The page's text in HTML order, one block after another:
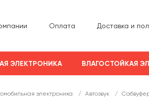
Оплата Доставка и
ЭЛЕКТРОНИКА ВЛАГОСТОЙКАЯ
электроника / Автозвук /